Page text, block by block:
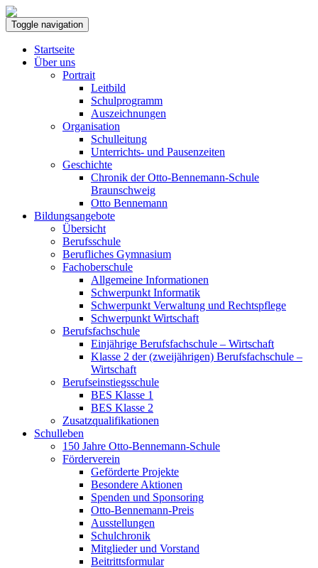
Toggle navigation
Startseite
Über uns
Portrait
Leitbild
Schulprogramm
Auszeichnungen
Organisation
Schulleitung
Unterrichts- und Pausenzeiten
Geschichte
Chronik der Otto-Bennemann-Schule
Braunschweig
Otto Bennemann
Bildungsangebote
Übersicht
Berufsschule
Berufliches Gymnasium
Fachoberschule
Allgemeine Informationen
Schwerpunkt Informatik
Schwerpunkt Verwaltung und Rechtspflege
Schwerpunkt Wirtschaft
Berufsfachschule
Einjährige Berufsfachschule – Wirtschaft
Klasse 2 der (zweijährigen) Berufsfachschule –
Wirtschaft
Berufseinstiegsschule
BES Klasse 1
BES Klasse 2
Zusatzqualifikationen
Schulleben
150 Jahre Otto-Bennemann-Schule
Förderverein
Geförderte Projekte
Besondere Aktionen
Spenden und Sponsoring
Otto-Bennemann-Preis
Ausstellungen
Schulchronik
Mitglieder und Vorstand
Beitrittsformular